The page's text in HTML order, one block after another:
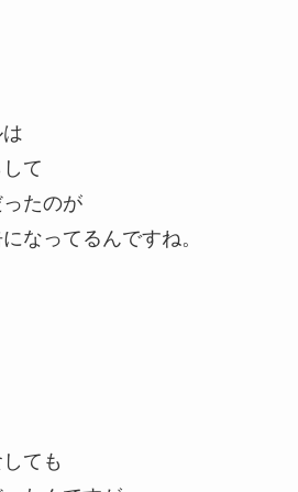
て
たのが
なってるんですね。
ても